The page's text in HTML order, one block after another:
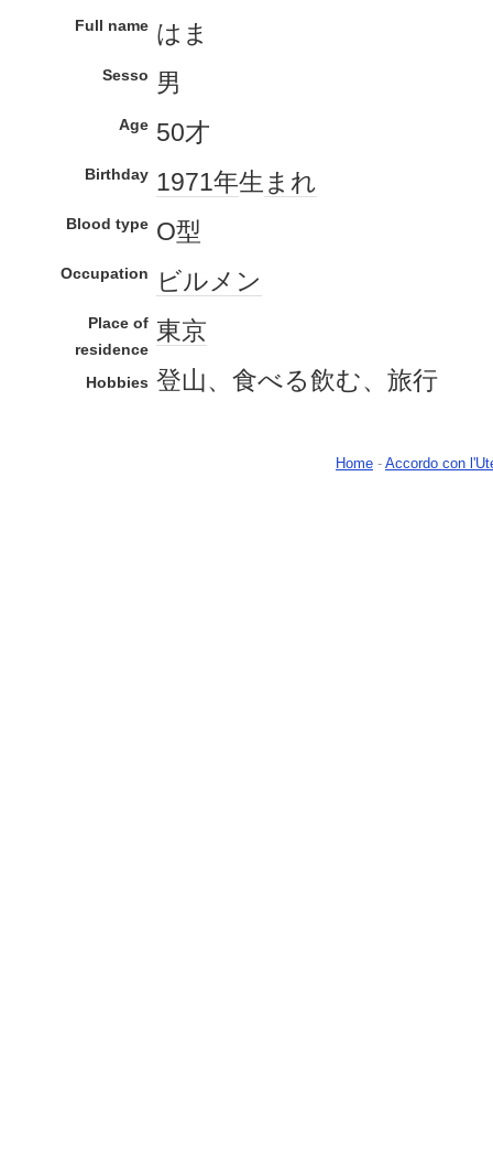
Full name はま
Sesso 男
Age 50才
Birthday 1971年生 まれ
Blood type О型
Occupation ビルメン
Place of
residence
東京
Hobbies 登山、食べる飲む、旅行
Home - Accordo con